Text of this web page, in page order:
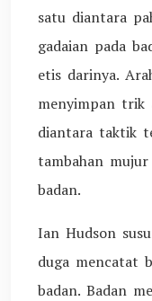
satu diantara
gadaian pada
etis darinya.
menyimpan trik
diantara taktik
tambahan
badan.
Ian Hudson
duga mencatat
badan. Badan